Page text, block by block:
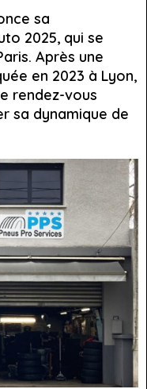
sa
2025, qui se
Après une
en 2023 à Lyon,
rendez-vous
sa dynamique de